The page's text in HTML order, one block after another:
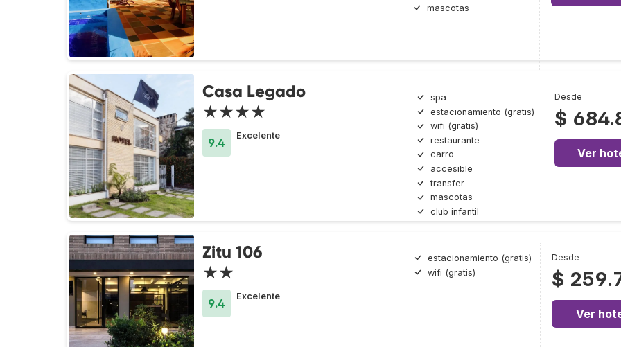
mascotas
Casa Legado
★★★★
9.4
Excelente
spa
estacionamiento (gratis)
wifi (gratis)
restaurante
carro
accesible
transfer
mascotas
club infantil
Desde
$
Ver
Zitu 106
★★
9.4
Excelente
estacionamiento (gratis)
wifi (gratis)
Desde
$
Ver